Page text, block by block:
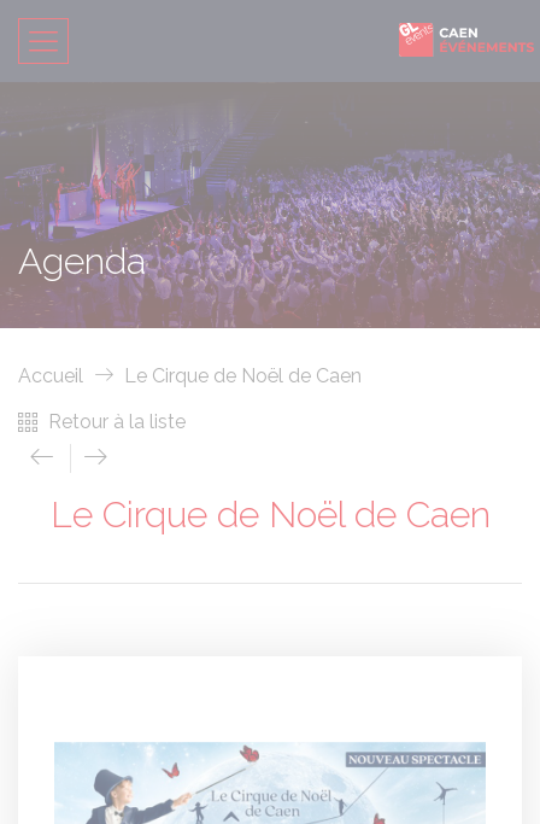
Agenda
Accueil
Le Cirque de Noël de Caen
Retour à la liste
Le Cirque de Noël de Caen